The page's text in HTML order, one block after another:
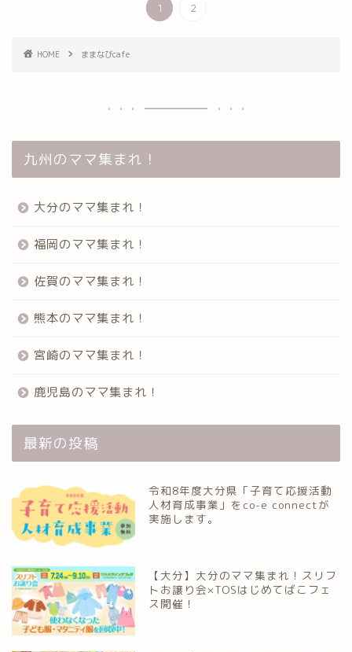
1 2
HOME ままなびcafe
九州のママ集まれ！
大分のママ集まれ！
福岡のママ集まれ！
佐賀のママ集まれ！
熊本のママ集まれ！
宮崎のママ集まれ！
鹿児島のママ集まれ！
最新の投稿
令和8年度大分県「子育て応援活動
人材育成事業」をco-e connectが
実施します。
【大分】大分のママ集まれ！スリフ
トお譲り会×TOSはじめてばこフェ
ス開催！